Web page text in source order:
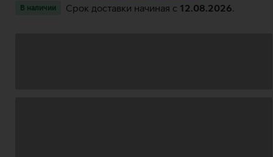
В наличии Срок доставки начиная c 12.08.2026